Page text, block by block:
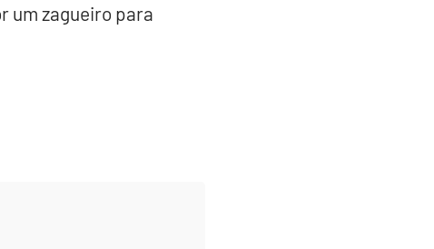
um zagueiro para